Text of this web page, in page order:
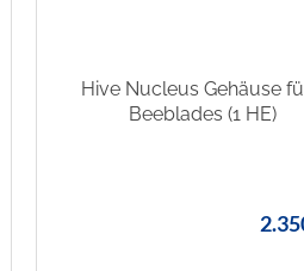
Hive Nucleus Gehäuse
Beeblades (1 HE)